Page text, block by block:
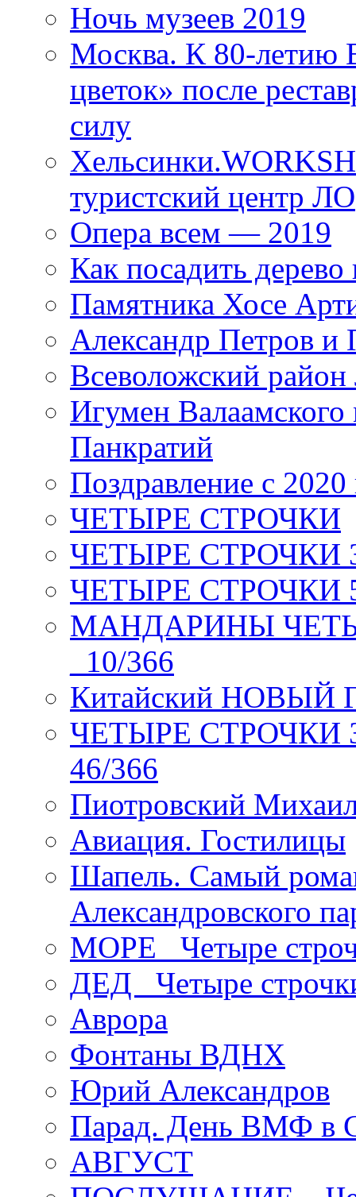
Ночь музеев 2019
Москва. К 80-
цветок» после
силу
туристский центр ЛО
Опера всем — 2019
Как посадить дерево
Памятника Хосе
Александр Петров и
Всеволожский район
Игумен
Панкратий
Поздравление с 2020
ЧЕТЫРЕ СТРОЧКИ
ЧЕТЫРЕ СТРОЧКИ 3
ЧЕТЫРЕ СТРОЧКИ 5
МАНДАРИНЫ
_10/366
Китайский НОВЫЙ
ЧЕТЫРЕ СТРОЧКИ
46/366
Пиотровский
Авиация. Гостилицы
Шапель. Самый
Александровского
МОРЕ _Четыре
ДЕД _Четыре
Аврора
Фонтаны ВДНХ
Юрий Александров
Парад. День ВМФ в
АВГУСТ